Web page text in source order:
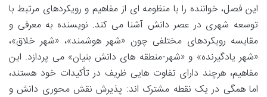
این فصل، خواننده را با منظومه ای از مفاهیم و رویکردهای مرتبط با
توسعه شهری در عصر دانش آشنا می کند. نویسنده به معرفی و
مقایسه رویکردهای مختلفی چون «شهر هوشمند»، «شهر خلاق»،
«شهر یادگیرنده» و «شهر-منطقه های دانش بنیان» می پردازد. این
مفاهیم، هرچند دارای تفاوت هایی ظریف در تأکیدات خود هستند،
اما همگی در یک نقطه مشترک اند: پذیرش نقش محوری دانش و